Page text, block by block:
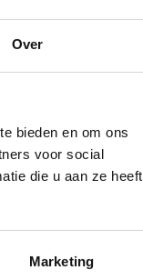
Over
bieden en om ons
voor social
die u aan ze heeft
Marketing